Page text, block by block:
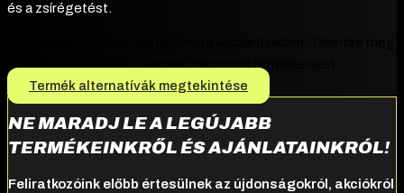
és a zsírégetést.
Termék alternatívák megtekintése
NE MARADJ LE A LEGÚJABB
TERMÉKEINKRŐL ÉS AJÁNLATAINKRÓL!
Feliratkozóink előbb értesülnek az újdonságokról, akciókról